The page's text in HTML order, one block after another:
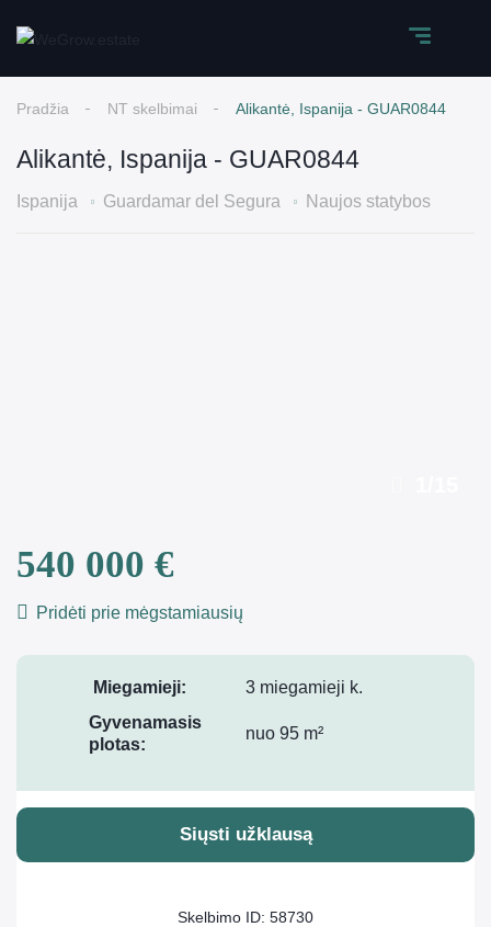
Pradžia NT skelbimai Alikantė, Ispanija - GUAR0844
Alikantė, Ispanija - GUAR0844
Ispanija Guardamar del Segura Naujos statybos
540 000 €
Pridėti prie mėgstamiausių
Miegamieji:
3 miegamieji k.
Gyvenamasis
plotas:
nuo 95 m²
Siųsti užklausą
Skelbimo ID: 58730